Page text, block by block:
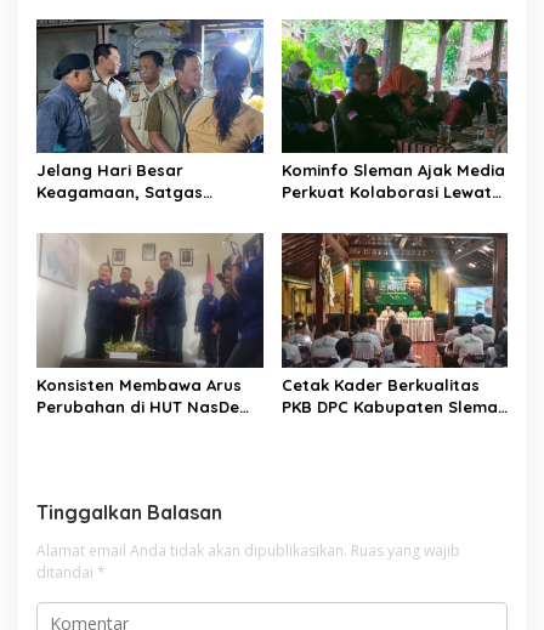
Jelang Hari Besar
Keagamaan, Satgas
Bahan Pokok Stabil
Kominfo Sleman Ajak Media
Perkuat Kolaborasi Lewat
Mataram
Konsisten Membawa Arus
Perubahan di HUT NasDem
Cetak Kader Berkualitas
PKB DPC Kabupaten Sleman
Tinggalkan Balasan
Alamat email Anda tidak akan dipublikasikan. Ruas yang wajib
ditandai *